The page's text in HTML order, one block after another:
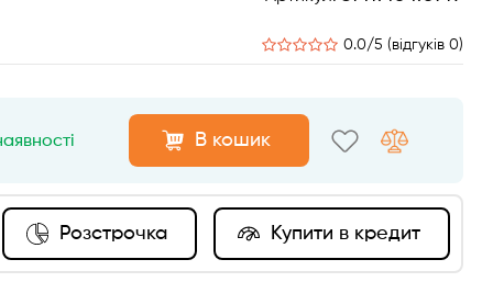
0.0/5 (відгуків 0)
В кошик
Розстрочка Купити в кредит